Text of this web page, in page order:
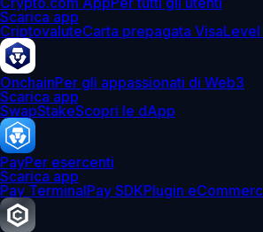
Scarica app
CriptovaluteCarta prepagata VisaLevel
OnchainPer gli appassionati di Web3
Scarica app
SwapStakeScopri le dApp
PayPer esercenti
Scarica app
Pay TerminalPay SDKPlugin